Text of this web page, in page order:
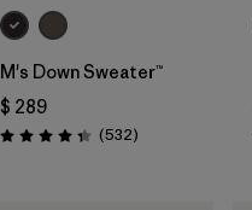
M's Down Sweater™
$ 289
Valoración: 4.4 / 5
(532Comentarios
)